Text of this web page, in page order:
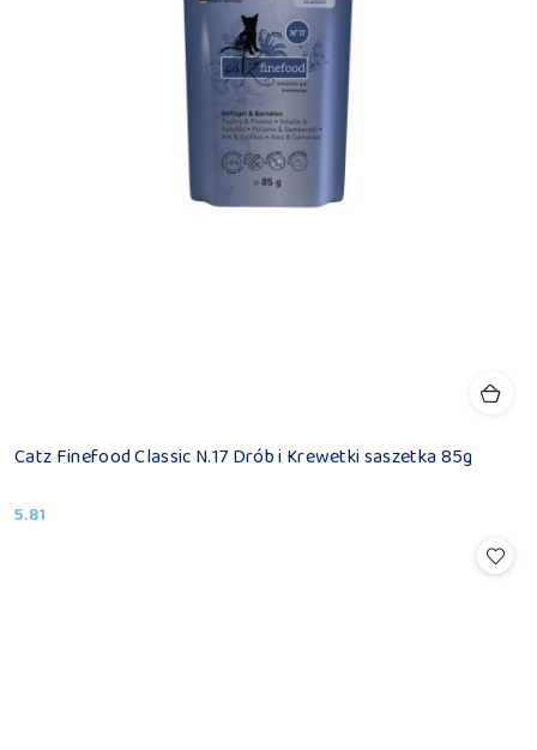
Catz Finefood Classic N.17 Drób i Krewetki saszetka 85g
Cena:
5.81